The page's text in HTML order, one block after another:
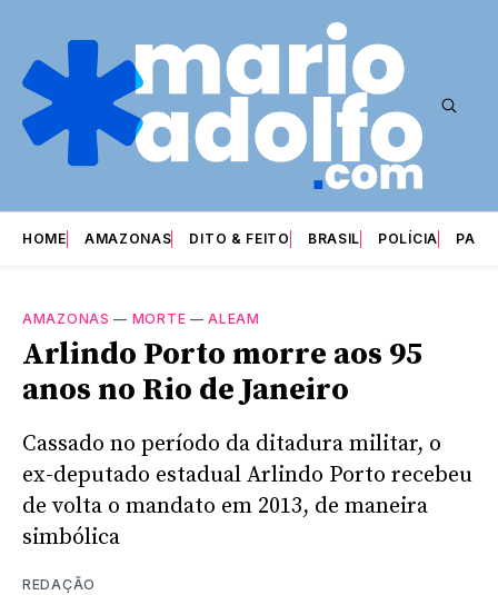
HOME AMAZONAS DITO & FEITO BRASIL POLÍCIA
AMAZONAS — MORTE —ALEAM
Arlindo Porto morre aos 95
anos no Rio de Janeiro
Cassado no período da ditadura militar, o
ex-deputado estadual Arlindo Porto recebeu
de volta o mandato em 2013, de maneira
simbólica
REDAÇÃO